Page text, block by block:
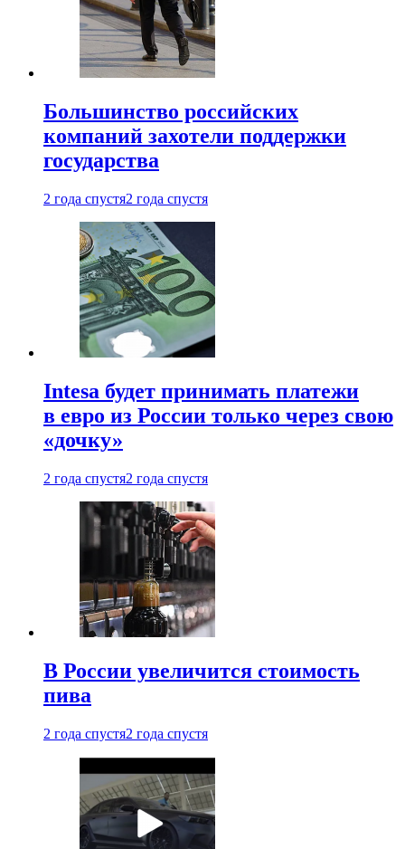
Большинство российских
компаний захотели поддержки
государства
2 года спустя2 года спустя
Intesa будет принимать платежи
в евро из России только через свою
«дочку»
2 года спустя2 года спустя
В России увеличится стоимость
пива
2 года спустя2 года спустя